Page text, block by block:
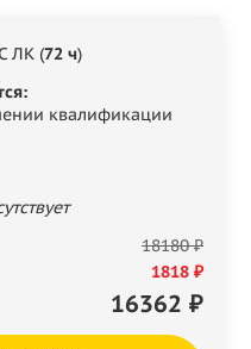
ЛК (72 ч)
квалификации
18180 ₽
1818 ₽
16362 ₽